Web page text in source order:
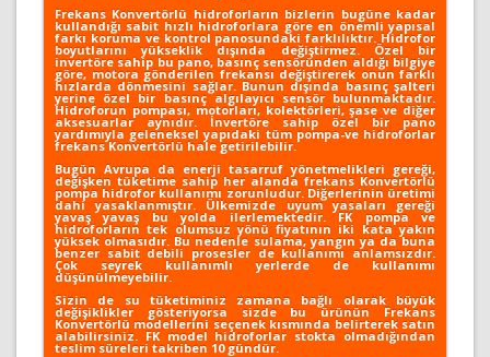
Frekans Konvertörlü hidroforların bizlerin bugüne kadar
kullandığı sabit hızlı hidroforlara göre en önemli yapısal
farkı koruma ve kontrol panosundaki farklılıktır. Hidrofor
boyutlarını yükseklik dışında değiştirmez. Özel bir
invertöre sahip bu pano, basınç sensöründen aldığı bilgiye
göre, motora gönderilen frekansı değiştirerek onun farklı
hızlarda dönmesini sağlar. Bunun dışında basınç şalteri
yerine özel bir basınç algılayıcı sensör bulunmaktadır.
Hidroforun pompası, motorları, kolektörleri, şase ve diğer
aksesuarlar aynıdır. İnvertöre sahip özel bir pano
yardımıyla geleneksel yapıdaki tüm pompa-ve hidroforlar
frekans Konvertörlü hale getirilebilir.
Bugün Avrupa da enerji tasarruf yönetmelikleri gereği,
değişken tüketime sahip her alanda frekans Konvertörlü
pompa hidrofor kullanımı zorunludur. Diğerlerinin üretimi
dahi yasaklanmıştır. Ülkemizde uyum yasaları gereği
yavaş yavaş bu yolda ilerlemektedir. FK pompa ve
hidroforların tek olumsuz yönü fiyatının iki kata yakın
yüksek olmasıdır. Bu nedenle sulama, yangın ya da buna
benzer sabit debili prosesler de kullanımı anlamsızdır.
Çok seyrek kullanımlı yerlerde de kullanımı
düşünülmeyebilir.
Sizin de su tüketiminiz zamana bağlı olarak büyük
değişiklikler gösteriyorsa sizde bu ürünün Frekans
Konvertörlü modellerini seçenek kısmında belirterek satın
alabilirsiniz. FK model hidroforlar stokta olmadığından
teslim süreleri takriben 10 gündür.